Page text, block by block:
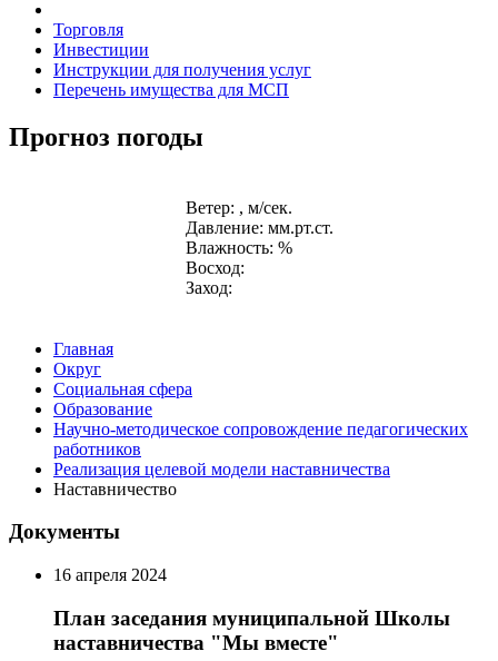
Торговля
Инвестиции
Инструкции для получения услуг
Перечень имущества для МСП
Прогноз погоды
Ветер: , м/сек.
Давление: мм.рт.ст.
Влажность: %
Восход:
Заход:
Главная
Округ
Социальная сфера
Образование
Научно-методическое сопровождение педагогических
работников
Реализация целевой модели наставничества
Наставничество
Документы
16 апреля 2024
План заседания муниципальной Школы
наставничества "Мы вместе"